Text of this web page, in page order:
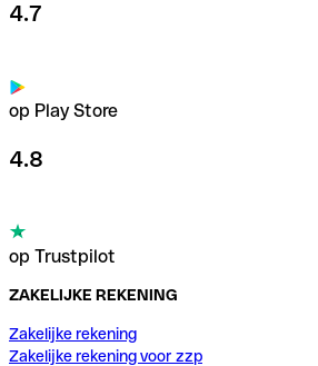
4.7
op Play Store
4.8
op Trustpilot
ZAKELIJKE REKENING
Zakelijke rekening
Zakelijke rekening voor zzp